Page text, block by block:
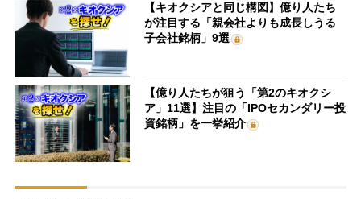
【キオクシアと同じ構図】億り人たち
が注目する「親会社よりも成長しうる
子会社銘柄」9選
【億り人たちが狙う「第2のキオクシ
ア」11選】注目の「IPOセカンダリー投
資銘柄」を一挙紹介